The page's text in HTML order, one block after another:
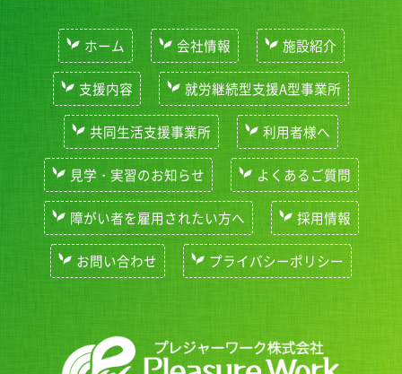
ホーム 会社情報 施設紹介
支援内容 就労継続型支援A型事業所
共同生活支援事業所 利用者様へ
見学・実習のお知らせ よくあるご質問
障がい者を雇用されたい方へ 採用情報
お問い合わせ プライバシーポリシー